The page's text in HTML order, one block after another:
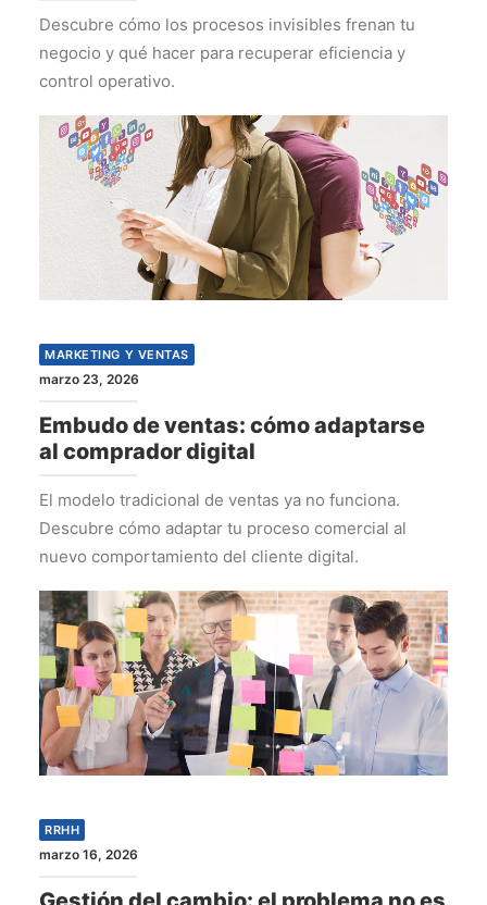
Descubre cómo los procesos invisibles frenan tu
negocio y qué hacer para recuperar eficiencia y
control operativo.
MARKETING Y VENTAS
marzo 23, 2026
Embudo de ventas: cómo adaptarse
al comprador digital
El modelo tradicional de ventas ya no funciona.
Descubre cómo adaptar tu proceso comercial al
nuevo comportamiento del cliente digital.
RRHH
marzo 16, 2026